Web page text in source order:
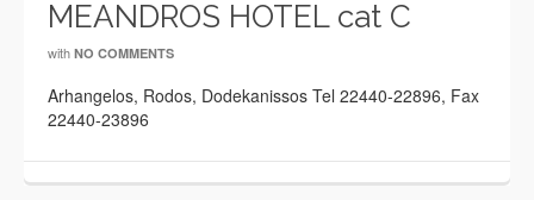
MEANDROS HOTEL cat C
with NO COMMENTS
Arhangelos, Rodos, Dodekanissos Tel 22440-22896, Fax
22440-23896